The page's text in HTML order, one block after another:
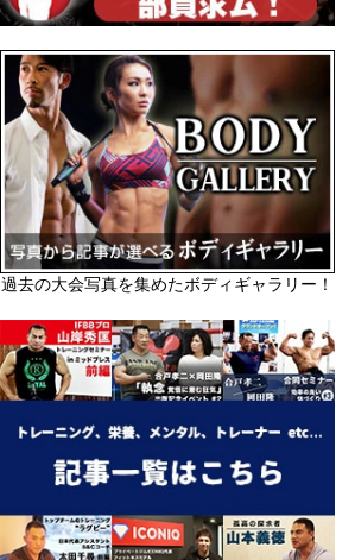
過去の大会写真を集めたボディギャラリー！